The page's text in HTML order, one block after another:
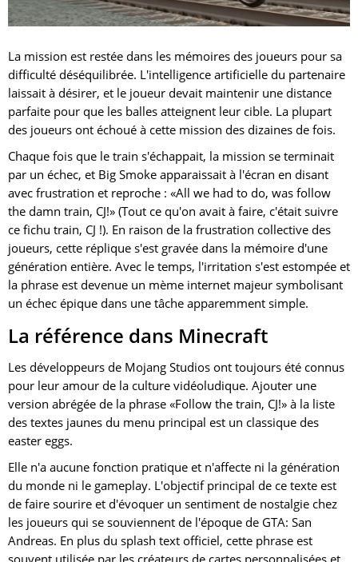
La mission est restée dans les mémoires des joueurs pour sa
difficulté déséquilibrée. L'intelligence artificielle du partenaire
laissait à désirer, et le joueur devait maintenir une distance
parfaite pour que les balles atteignent leur cible. La plupart
des joueurs ont échoué à cette mission des dizaines de fois.
Chaque fois que le train s'échappait, la mission se terminait
par un échec, et Big Smoke apparaissait à l'écran en disant
avec frustration et reproche : «All we had to do, was follow
the damn train, CJ!» (Tout ce qu'on avait à faire, c'était suivre
ce fichu train, CJ !). En raison de la frustration collective des
joueurs, cette réplique s'est gravée dans la mémoire d'une
génération entière. Avec le temps, l'irritation s'est estompée et
la phrase est devenue un mème internet majeur symbolisant
un échec épique dans une tâche apparemment simple.
La référence dans Minecraft
Les développeurs de Mojang Studios ont toujours été connus
pour leur amour de la culture vidéoludique. Ajouter une
version abrégée de la phrase «Follow the train, CJ!» à la liste
des textes jaunes du menu principal est un classique des
easter eggs.
Elle n'a aucune fonction pratique et n'affecte ni la génération
du monde ni le gameplay. L'objectif principal de ce texte est
de faire sourire et d'évoquer un sentiment de nostalgie chez
les joueurs qui se souviennent de l'époque de GTA: San
Andreas. En plus du splash text officiel, cette phrase est